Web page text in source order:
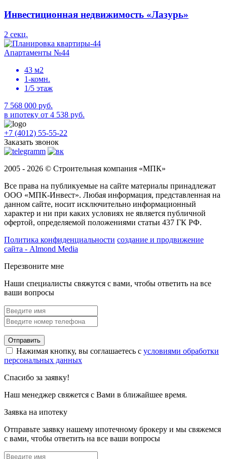
Инвестиционная недвижимость «Лазурь»
2 секц.
Апартаменты №44
43 м2
1-комн.
1/5 этаж
7 568 000 руб.
в ипотеку от 4 538 руб.
+7 (4012) 55-55-22
Заказать звонок
2005 - 2026 © Строительная компания «МПК»
Все права на публикуемые на сайте материалы принадлежат
ООО «МПК-Инвест». Любая информация, представленная на
данном сайте, носит исключительно информационный
характер и ни при каких условиях не является публичной
офертой, определяемой положениями статьи 437 ГК РФ.
Политика конфиденциальности создание и продвижение
сайта - Almond Media
Перезвоните мне
Наши специалисты свяжутся с вами, чтобы ответить на все
ваши вопросы
Отправить
Нажимая кнопку, вы соглашаетесь с условиями обработки
персональных данных
Спасибо за заявку!
Наш менеджер свяжется с Вами в ближайшее время.
Заявка на ипотеку
Отправьте заявку нашему ипотечному брокеру и мы свяжемся
с вами, чтобы ответить на все ваши вопросы